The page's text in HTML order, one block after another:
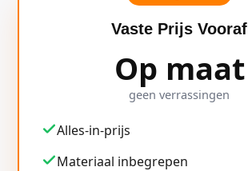
Vaste Prijs Vooraf
Op maat
geen verrassingen
Alles-in-prijs
Materiaal inbegrepen